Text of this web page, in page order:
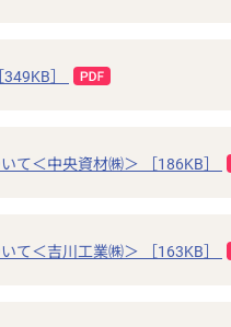
］
て＜中央資材㈱＞ ［186KB］
て＜吉川工業㈱＞ ［163KB］